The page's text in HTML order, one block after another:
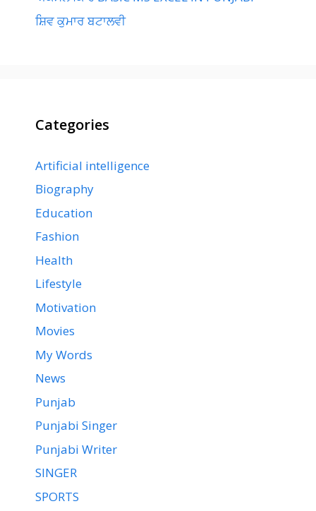
ਸ਼ਿਵ ਕੁਮਾਰ ਬਟਾਲਵੀ
Categories
Artificial intelligence
Biography
Education
Fashion
Health
Lifestyle
Motivation
Movies
My Words
News
Punjab
Punjabi Singer
Punjabi Writer
SINGER
SPORTS